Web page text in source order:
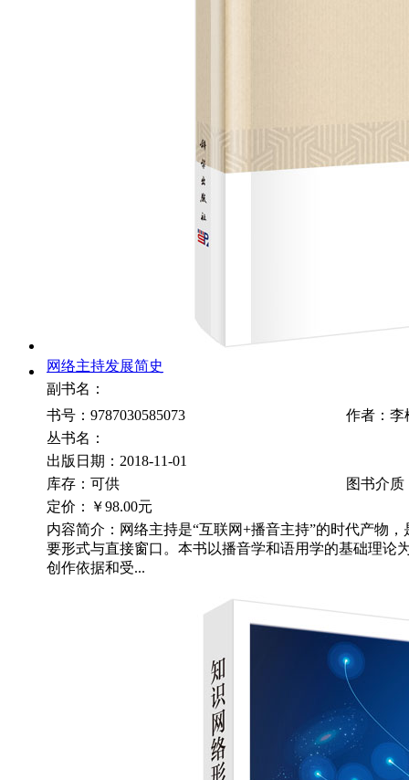
网络主持发展简史
副书名：
书号：9787030585073
作者：李
丛书名：
出版日期：2018-11-01
库存：可供
图书介质
定价：
￥98.00元
内容简介：网络主持是“互联网+播音主持”的时代产物
要形式与直接窗口。本书以播音学和语用学的基础理论
创作依据和受...